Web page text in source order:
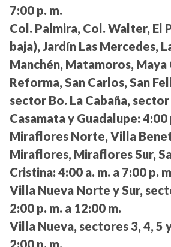
7:00 p. m.
Col. Palmira, Col. Walter, El
baja), Jardín Las Mercedes,
Manchén, Matamoros,
Reforma, San Carlos, San
sector Bo. La Cabaña,
Casamata y Guadalupe: 4:00
Miraflores Norte, Villa
Miraflores, Miraflores Sur,
Cristina: 4:00 a. m. a 7:00 p.
Villa Nueva Norte y Sur,
2:00 p. m. a 12:00 m.
Villa Nueva, sectores 3, 4, 5
2:00 p. m.